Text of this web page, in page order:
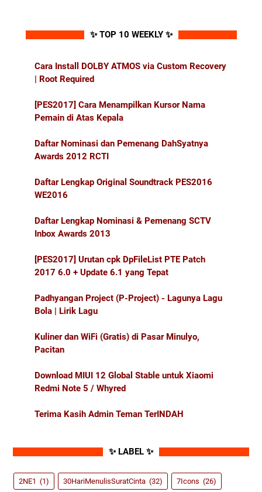
✨ TOP 10 WEEKLY ✨
Cara Install DOLBY ATMOS via Custom Recovery
| Root Required
[PES2017] Cara Menampilkan Kursor Nama
Pemain di Atas Kepala
Daftar Nominasi dan Pemenang DahSyatnya
Awards 2012 RCTI
Daftar Lengkap Original Soundtrack PES2016
WE2016
Daftar Lengkap Nominasi & Pemenang SCTV
Inbox Awards 2013
[PES2017] Urutan cpk DpFileList PTE Patch
2017 6.0 + Update 6.1 yang Tepat
Padhyangan Project (P-Project) - Lagunya Lagu
Bola | Lirik Lagu
Kuliner dan WiFi (Gratis) di Pasar Minulyo,
Pacitan
Download MIUI 12 Global Stable untuk Xiaomi
Redmi Note 5 / Whyred
Terima Kasih Admin Teman TerINDAH
✨ LABEL ✨
2NE1 (1) 30HariMenulisSuratCinta (32) 7Icons (26)